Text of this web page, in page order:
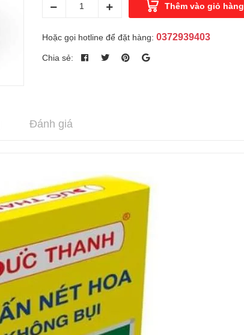
Thêm vào giỏ hàng
Hoặc gọi hotline để đặt hàng: 0372939403
Chia sẻ:
Đánh giá